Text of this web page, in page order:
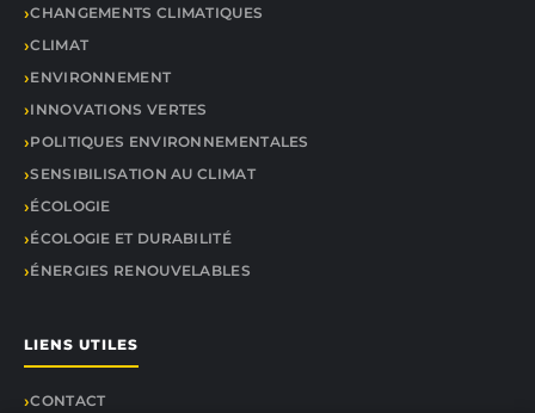
CHANGEMENTS CLIMATIQUES
CLIMAT
ENVIRONNEMENT
INNOVATIONS VERTES
POLITIQUES ENVIRONNEMENTALES
SENSIBILISATION AU CLIMAT
ÉCOLOGIE
ÉCOLOGIE ET DURABILITÉ
ÉNERGIES RENOUVELABLES
LIENS UTILES
CONTACT